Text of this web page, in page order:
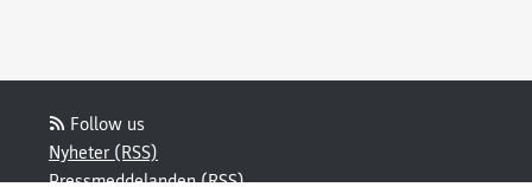
Follow us
Nyheter (RSS)
Pressmeddelanden (RSS)